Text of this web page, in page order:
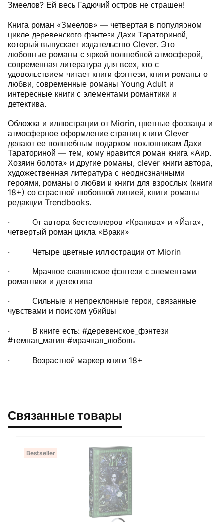
Змеелов? Ей весь Гадючий остров не страшен!
Книга роман «Змеелов» — четвертая в популярном
цикле деревенского фэнтези Дахи Тараториной,
который выпускает издательство Clever. Это
любовные романы с яркой волшебной атмосферой,
современная литература для всех, кто с
удовольствием читает книги фэнтези, книги романы о
любви, современные романы Young Adult и
интересные книги с элементами романтики и
детектива.
Обложка и иллюстрации от Miorin, цветные форзацы и
атмосферное оформление страниц книги Clever
делают ее волшебным подарком поклонникам Дахи
Тараториной — тем, кому нравится роман книга «Аир.
Хозяин болота» и другие романы, clever книги автора,
художественная литература с неоднозначными
героями, романы о любви и книги для взрослых (книги
18+) со страстной любовной линией, книги романы
редакции Trendbooks.
· От автора бестселлеров «Крапива» и «Йага»,
четвертый роман цикла «Враки»
· Четыре цветные иллюстрации от Miorin
· Мрачное славянское фэнтези с элементами
романтики и детектива
· Сильные и непреклонные герои, связанные
чувствами и поиском убийцы
· В книге есть: #деревенское_фэнтези
#темная_магия #мрачная_любовь
· Возрастной маркер книги 18+
Связанные товары
Bestseller